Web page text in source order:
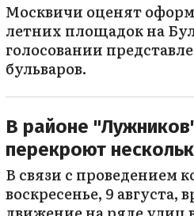
Москвичи оценят
летних площадок на
голосовании
бульваров.
В районе
перекроют
В связи с проведением
воскресенье, 9 августа,